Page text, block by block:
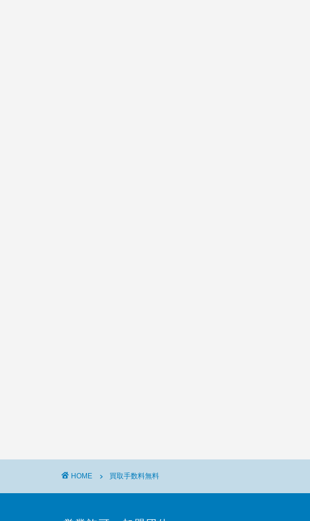
HOME 買取手数料無料